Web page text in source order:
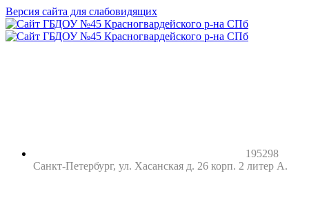
Версия сайта для слабовидящих
195298
Санкт-Петербург, ул. Хасанская д. 26 корп. 2 литер А.